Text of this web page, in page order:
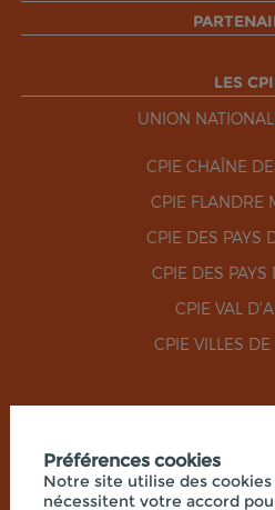
LES
UNION
CPIE CHAÎNE
CPIE FLANDRE
CPIE DES PAYS
CPIE DES PAYS
CPIE VAL
CPIE VILLES DE
Préférences cookies
Notre site utilise des
nécessitent votre accord